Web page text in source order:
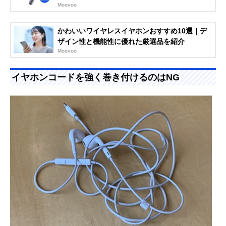
Moovoo
かわいいワイヤレスイヤホンおすすめ10選｜デ
ザイン性と機能性に優れた厳選品を紹介
Moovoo
イヤホンコードを強く巻き付けるのはNG